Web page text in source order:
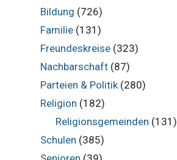
Bildung (726)
Familie(131)
Freundeskreise(323)
Nachbarschaft(87)
Parteien & Politik(280)
Religion (182)
Religionsgemeinden (131)
Schulen (385)